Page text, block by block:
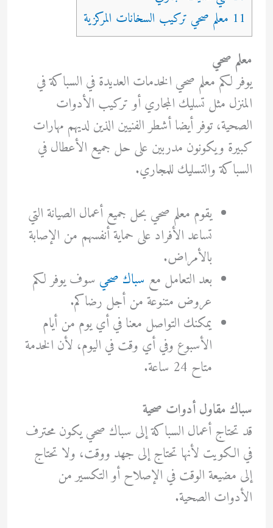
11 معلم صحي تركيب السخانات المركزية
معلم صحي
يوفر لكم معلم صحي الخدمات العديدة في السباكة في
المنزل مثل تسليك المجاري أو تركيب الأدوات
الصحية، توفر أيضا أشطر الفنيين الذين لديهم مهارات
كبيرة ويكونون مدربين على حل جميع الأعطال في
السباكة والتسليك للمجاري.
يقوم معلم صحي بحل جميع أعمال الصيانة التي
تساعد الأفراد على حماية أنفسهم من الإصابة
بالأمراض.
بعد التعامل مع سباك صحي سوف يوفر لكم
عروض متنوعة من أجل رضاكم.
يمكنك التواصل معنا في أي يوم من أيام
الأسبوع وفي أي وقت في اليوم، لأن الخدمة
متاح 24 ساعة.
سباك مقاول أدوات صحية
قد تحتاج أعمال السباكة إلى سباك صحي يكون محترف
في الكويت لأنها تحتاج إلى جهد ووقت، ولا تحتاج
إلى مضيعة الوقت في الإصلاح أو التكسير من
الأدوات الصحية.